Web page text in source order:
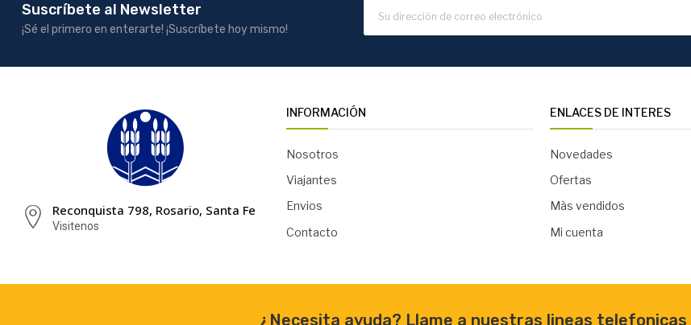
Suscríbete al Newsletter
¡Sé el primero en enterarte! ¡Suscríbete hoy mismo!
Reconquista 798, Rosario, Santa Fe
Visitenos
INFORMACIÓN
Nosotros
Viajantes
Envios
Contacto
ENLACES DE INTERES
Novedades
Ofertas
Màs vendidos
Mi cuenta
¿Necesita ayuda? Llame a nuestras lineas telefonicas